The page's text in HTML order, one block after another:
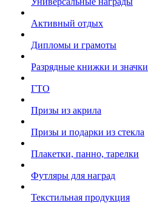
Активный отдых
Дипломы и грамоты
Разрядные книжки и значки
ГТО
Призы из акрила
Призы и подарки из стекла
Плакетки, панно, тарелки
Футляры для наград
Текстильная продукция